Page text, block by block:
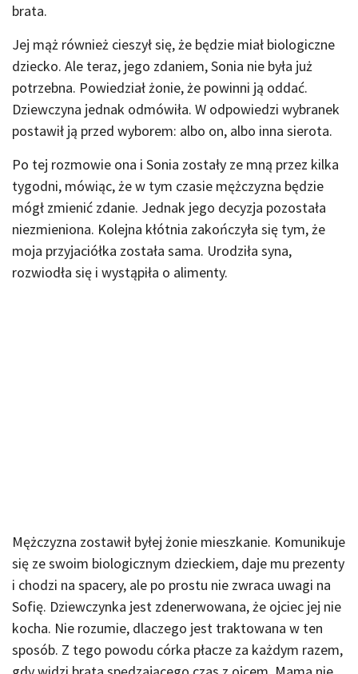
brata.
Jej mąż również cieszył się, że będzie miał biologiczne
dziecko. Ale teraz, jego zdaniem, Sonia nie była już
potrzebna. Powiedział żonie, że powinni ją oddać.
Dziewczyna jednak odmówiła. W odpowiedzi wybranek
postawił ją przed wyborem: albo on, albo inna sierota.
Po tej rozmowie ona i Sonia zostały ze mną przez kilka
tygodni, mówiąc, że w tym czasie mężczyzna będzie
mógł zmienić zdanie. Jednak jego decyzja pozostała
niezmieniona. Kolejna kłótnia zakończyła się tym, że
moja przyjaciółka została sama. Urodziła syna,
rozwiodła się i wystąpiła o alimenty.
Mężczyzna zostawił byłej żonie mieszkanie. Komunikuje
się ze swoim biologicznym dzieckiem, daje mu prezenty
i chodzi na spacery, ale po prostu nie zwraca uwagi na
Sofię. Dziewczynka jest zdenerwowana, że ojciec jej nie
kocha. Nie rozumie, dlaczego jest traktowana w ten
sposób. Z tego powodu córka płacze za każdym razem,